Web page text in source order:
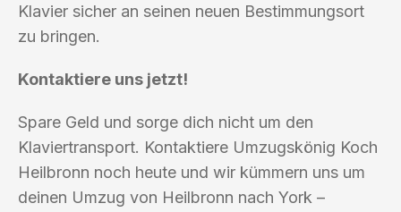
Klavier sicher an seinen neuen Bestimmungsort
zu bringen.
Kontaktiere uns jetzt!
Spare Geld und sorge dich nicht um den
Klaviertransport. Kontaktiere Umzugskönig Koch
Heilbronn noch heute und wir kümmern uns um
deinen Umzug von Heilbronn nach York –